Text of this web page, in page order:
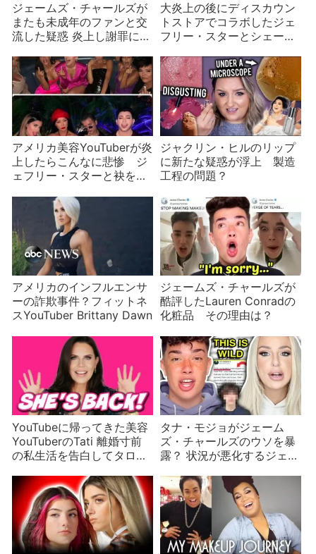
ジェームズ・チャールズが
またも未成年のファンと交
流した疑惑 炎上し謝罪に追
大炎上の後にディスカウン
トストアでコラボしたジェ
フリー・スターとシェー
アメリカ美容YouTuberが炎
上したらこんなに悲惨 ジ
ェフリー・スターと袂を分
ジャクリン・ヒルのリップ
に新たな疑惑が浮上 製造
工程の問題？
アメリカのインフルエンサ
ーの詐欺事件？フィットネ
スYouTuber Brittany Dawn
ジェームズ・チャールズが
酷評したLauren Conradの
化粧品 その理由は？
YouTubeに帰ってきた美容
YouTuberのTati 離婚寸前
の私生活を告白してタロッ
タナ・モジョがジェーム
ズ・チャールズのウソを暴
露？ 状況が悪化するジェー